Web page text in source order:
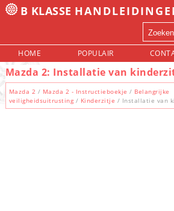
B KLASSE
HOME POPULAIR
Mazda 2: Installatie van
Mazda 2 / Mazda 2 - Instructieboekje / Belangrijke
veiligheidsuitrusting / Kinderzitje / Installatie van